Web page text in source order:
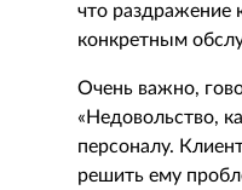
что раздражение
конкретным
Очень важно,
«Недовольство,
персоналу.
решить ему